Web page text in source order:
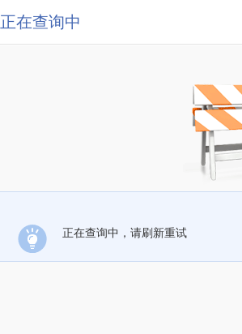
正在查询中
正在查询中，请刷新重试